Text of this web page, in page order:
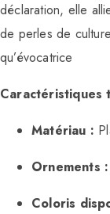
déclaration, elle
de perles de
qu’évocatrice
Caractéristiques
Matériau :
Ornements :
Coloris